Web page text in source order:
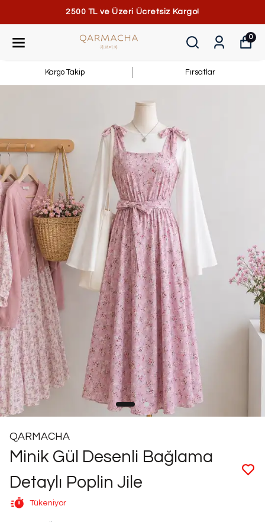
2500 TL ve Üzeri Ücretsiz Kargo!
0
Kargo Takip Fırsatlar
QARMACHA
Minik Gül Desenli Bağlama
Detaylı Poplin Jile
Tükeniyor